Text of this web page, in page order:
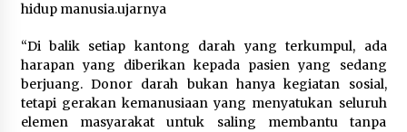
hidup manusia.ujarnya
“Di balik setiap kantong darah yang terkumpul, ada
harapan yang diberikan kepada pasien yang sedang
berjuang. Donor darah bukan hanya kegiatan sosial,
tetapi gerakan kemanusiaan yang menyatukan seluruh
elemen masyarakat untuk saling membantu tanpa